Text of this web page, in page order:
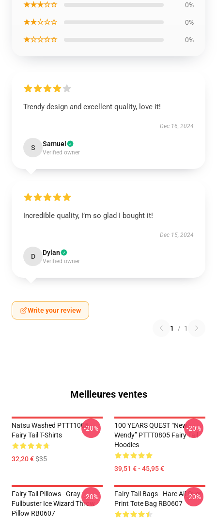
★★★☆☆ 0%
★★☆☆☆ 0%
★☆☆☆☆ 0%
Trendy design and excellent quality, love it!
Dec 16, 2024
S Samuel
Verified owner
Incredible quality, I’m so glad I bought it!
Dec 15, 2024
D Dylan
Verified owner
Write your review
1 / 1
Meilleures ventes
Natsu Washed PTTT1005
Fairy Tail T-Shirts
32,20 €$35
-20%
100 YEARS QUEST “New
Wendy” PTTT0805 Fairy Tail
Hoodies
39,51 € - 45,95 €
-20%
Fairy Tail Pillows - Gray
Fullbuster Ice Wizard Throw
Pillow RB0607
-20%
Fairy Tail Bags - Hare All Over
Print Tote Bag RB0607
-20%